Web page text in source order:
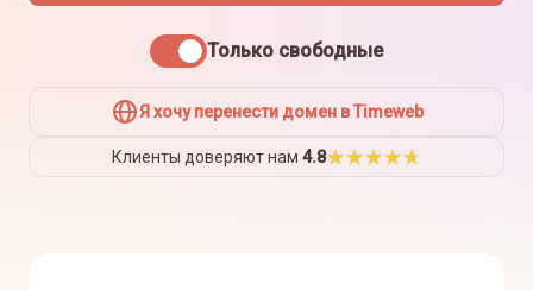
Только свободные
Я хочу перенести домен в Timeweb
Клиенты доверяют нам 4.8